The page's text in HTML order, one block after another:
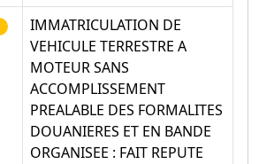
IMMATRICULATION DE
VEHICULE TERRESTRE A
MOTEUR SANS
ACCOMPLISSEMENT
PREALABLE DES FORMALITES
DOUANIERES ET EN BANDE
ORGANISEE : FAIT REPUTE